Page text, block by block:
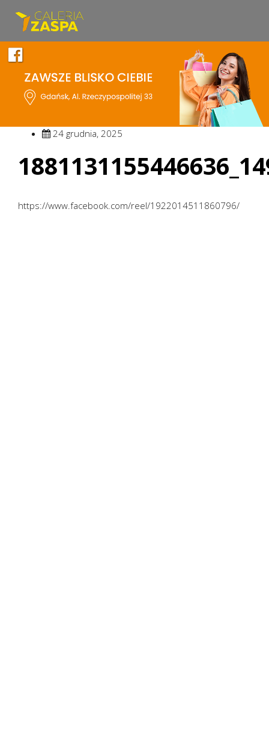
24 grudnia, 2025
https://www.facebook.com/reel/1922014511860796/